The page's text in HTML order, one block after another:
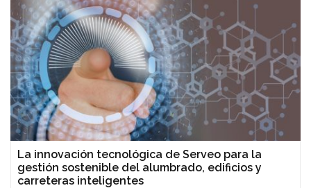
La innovación tecnológica de Serveo para la
gestión sostenible del alumbrado, edificios y
carreteras inteligentes